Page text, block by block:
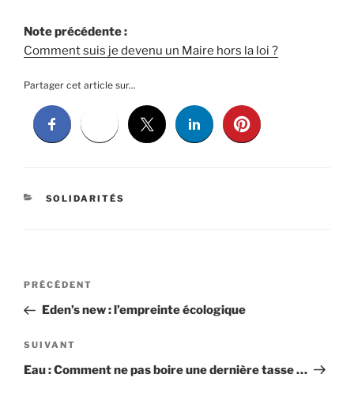
Note précédente :
Comment suis je devenu un Maire hors la loi ?
Partager cet article sur...
CATÉGORIES
SOLIDARITÉS
Navigation
l’article
Article
précédent
PRÉCÉDENT
Eden’s new : l’empreinte écologique
Article
suivant
SUIVANT
Eau : Comment ne pas boire une dernière tasse …